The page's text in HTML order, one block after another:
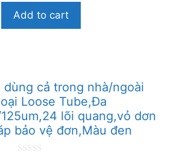
à
5
Add to cart
dùng cả trong nhà/ngoài
Loose Tube,Đa
lõi quang,vỏ dơn
bảo vệ đơn,Màu đen